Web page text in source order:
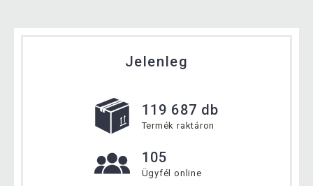
Jelenleg
119 687 db
Termék raktáron
105
Ügyfél online